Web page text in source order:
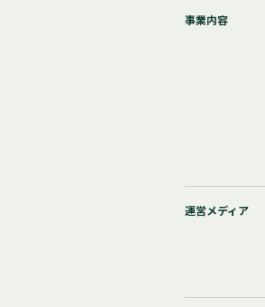
事業内容
運営メディア